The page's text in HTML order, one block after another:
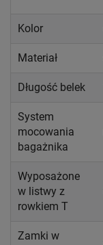
Kolor
Materiał
Długość belek
System
mocowania
bagażnika
Wyposażone
w listwy z
rowkiem T
Zamki w